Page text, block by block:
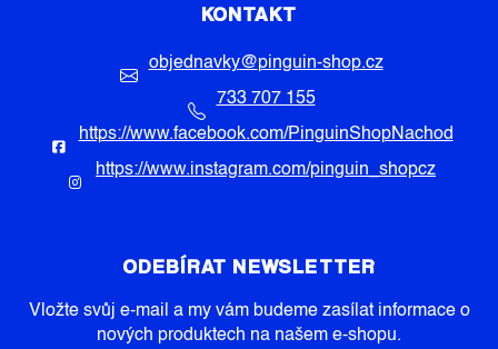
KONTAKT
objednavky@pinguin-shop.cz
733 707 155
https://www.facebook.com/PinguinShopNachod
https://www.instagram.com/pinguin_shopcz
ODEBÍRAT NEWSLETTER
Vložte svůj e-mail a my vám budeme zasílat informace o
nových produktech na našem e-shopu.